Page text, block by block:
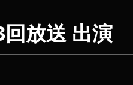
放送 出演